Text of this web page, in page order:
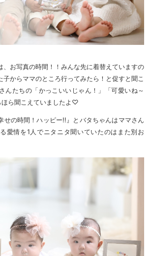
、お写真の時間！！みんな先に着替えていますの
子からママのところ行ってみたら！と促すと聞こ
んたちの「かっこいいじゃん！」「可愛いね～
ら聞こえていましたよ♡
せの時間！ハッピー!!』とバタちゃんはママさん
愛情を1人でニタニタ聞いていたのはまた別お